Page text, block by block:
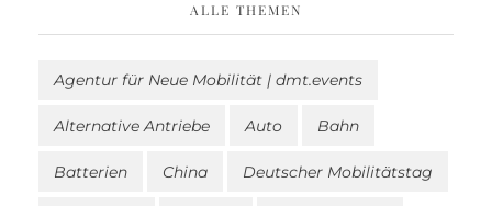
ALLE THEMEN
Agentur für Neue Mobilität | dmt.events
Alternative Antriebe Auto Bahn
Batterien China Deutscher Mobilitätstag